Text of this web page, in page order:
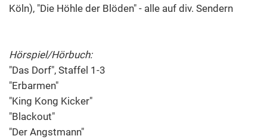
Köln), "Die Höhle der Blöden" - alle auf div. Sendern
Hörspiel/Hörbuch:
"Das Dorf", Staffel 1-3
"Erbarmen"
"King Kong Kicker"
"Blackout"
"Der Angstmann"